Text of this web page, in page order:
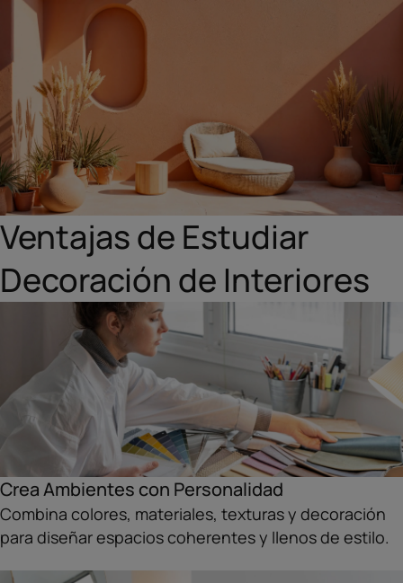
Ventajas de Estudiar
Decoración de Interiores
Crea Ambientes con Personalidad
Combina colores, materiales, texturas y decoración
para diseñar espacios coherentes y llenos de estilo.